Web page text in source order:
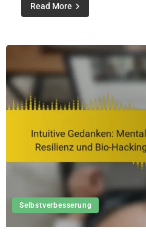
Read More
Selbstverbesserung